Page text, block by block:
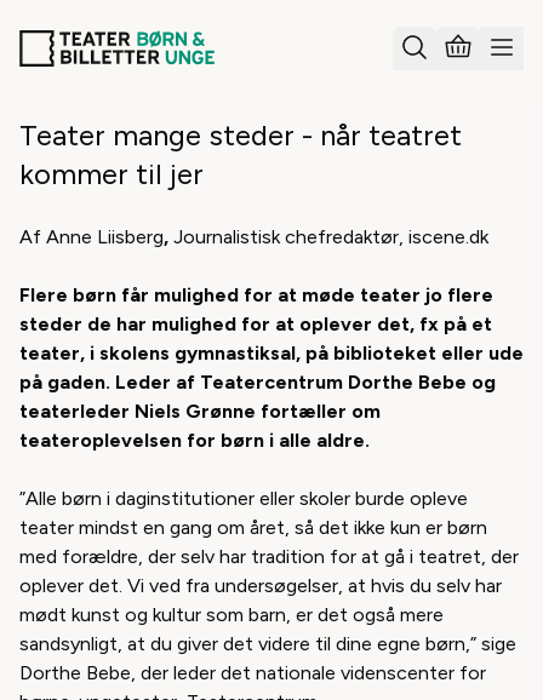
Teater mange steder - når teatret
kommer til jer
Af Anne Liisberg, Journalistisk chefredaktør, iscene.dk
Flere børn får mulighed for at møde teater jo flere
steder de har mulighed for at oplever det, fx på et
teater, i skolens gymnastiksal, på biblioteket eller ude
på gaden. Leder af Teatercentrum Dorthe Bebe og
teaterleder Niels Grønne fortæller om
teateroplevelsen for børn i alle aldre.
”Alle børn i daginstitutioner eller skoler burde opleve
teater mindst en gang om året, så det ikke kun er børn
med forældre, der selv har tradition for at gå i teatret, der
oplever det. Vi ved fra undersøgelser, at hvis du selv har
mødt kunst og kultur som barn, er det også mere
sandsynligt, at du giver det videre til dine egne børn,” sige
Dorthe Bebe, der leder det nationale videnscenter for